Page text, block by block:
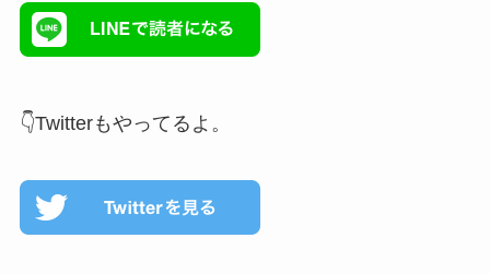
👇Twitterもやってるよ。